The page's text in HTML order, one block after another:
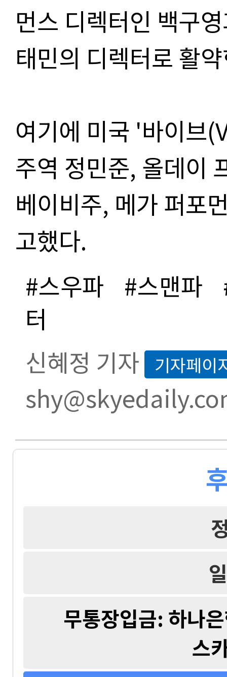
먼스 디렉터인 백구
태민의 디렉터로 활
여기에 미국 '바이브
주역 정민준, 올데이
베이비주, 메가 퍼포
고했다.
#스우파 #스맨파
터
신혜정 기자
기자페이
무통장입금: 하나
스